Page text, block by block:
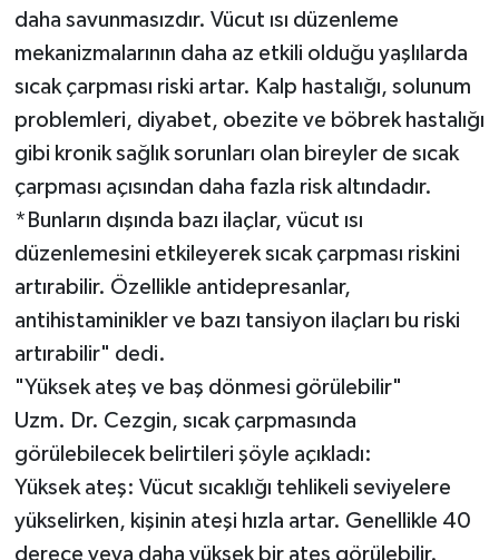
daha savunmasızdır. Vücut ısı düzenleme
mekanizmalarının daha az etkili olduğu yaşlılarda
sıcak çarpması riski artar. Kalp hastalığı, solunum
problemleri, diyabet, obezite ve böbrek hastalığı
gibi kronik sağlık sorunları olan bireyler de sıcak
çarpması açısından daha fazla risk altındadır.
*Bunların dışında bazı ilaçlar, vücut ısı
düzenlemesini etkileyerek sıcak çarpması riskini
artırabilir. Özellikle antidepresanlar,
antihistaminikler ve bazı tansiyon ilaçları bu riski
artırabilir" dedi.
"Yüksek ateş ve baş dönmesi görülebilir"
Uzm. Dr. Cezgin, sıcak çarpmasında
görülebilecek belirtileri şöyle açıkladı:
Yüksek ateş: Vücut sıcaklığı tehlikeli seviyelere
yükselirken, kişinin ateşi hızla artar. Genellikle 40
derece veya daha yüksek bir ateş görülebilir.